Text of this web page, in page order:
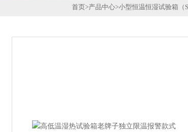
首页>产品中心>小型恒温恒湿试验箱（